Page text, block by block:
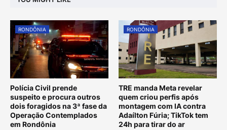
RONDÔNIA
Polícia Civil prende
suspeito e procura outros
dois foragidos na 3ª fase da
Operação Contemplados
em Rondônia
RONDÔNIA
TRE manda Meta revelar
quem criou perfis após
montagem com IA contra
Adaílton Fúria; TikTok tem
24h para tirar do ar